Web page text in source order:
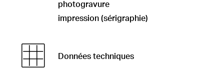
photogravure
impression (sérigraphie)
Données techniques